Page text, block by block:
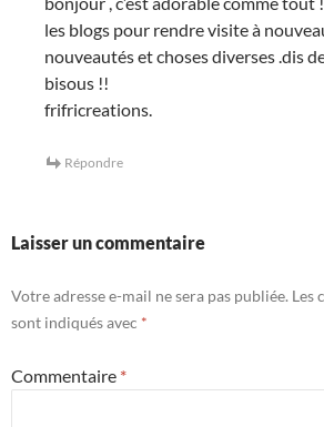
les blogs pour rendre visite à
nouveautés et choses diverses .dis
bisous !!
frifricreations.
Répondre
Laisser un commentaire
Votre adresse e-mail ne sera pas publiée. Les
sont indiqués avec *
Commentaire *